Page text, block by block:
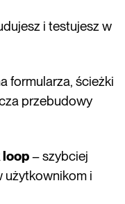
i testujesz w
formularza, ścieżki
przebudowy
loop– szybciej
użytkownikom i